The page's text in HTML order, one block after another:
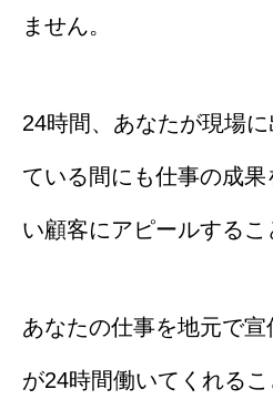
ません。
24時間、あなたが現場
ている間にも仕事の成
い顧客にアピールするこ
あなたの仕事を地元で
が24時間働いてくれる